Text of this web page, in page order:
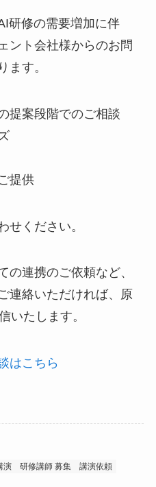
研修の需要増加に伴
ント会社様からのお問
ます。
提案段階でのご相談
提供
せください。
の連携のご依頼など、
連絡いただければ、原
いたします。
はこちら
演 研修講師 募集 講演依頼